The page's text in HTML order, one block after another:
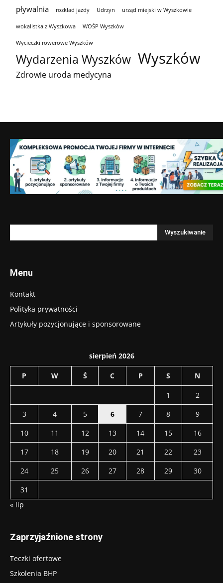
pływalnia rozkład jazdy Udrzyn urząd miejski w Wyszkowie
wokalistka z Wyszkowa WOŚP Wyszków
Wycieczki rowerowe Wyszków
Wydarzenia Wyszków Wyszków
Zdrowie uroda medycyna
Menu
Kontakt
Polityka prywatności
Artykuły pozycjonujące i sponsorowane
sierpień 2026
P W Ś C P S N
1
2
3
4 5 6 7 8
9
10
11 12 13 14 15
16
17
18 19 20 21 22
23
24
25 26 27 28 29
30
31
« lip
Zaprzyjaźnione strony
Teczki ofertowe
Szkolenia BHP